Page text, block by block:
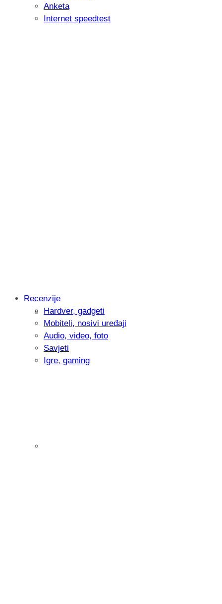
Anketa
Internet speedtest
Intervju: Goran Jović, fotograf -
Recenzije
Hardver, gadgeti
Mobiteli, nosivi uređaji
Audio, video, foto
Savjeti
Igre, gaming